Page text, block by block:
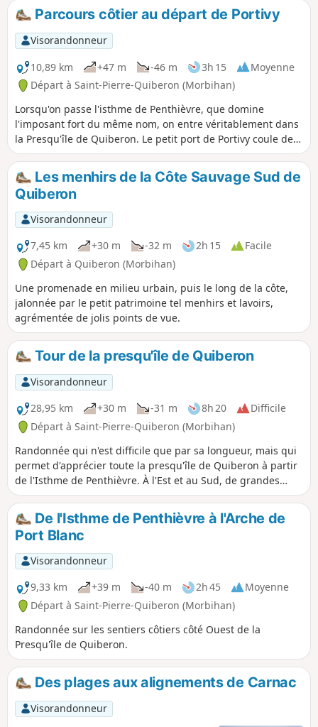
Parcours côtier au départ de Portivy
Visorandonneur
10,89 km
+47 m -46 m 3h 15
Moyenne
Départ à Saint-Pierre-Quiberon (Morbihan)
Lorsqu'on passe l'isthme de Penthièvre, que domine
l'imposant fort du même nom, on entre véritablement dans
la Presqu'île de Quiberon. Le petit port de Portivy coule des
jours paisibles à mi-chemin du fort et de la Pointe du
Percho. C'est un excellent lieu de départ pour une balade
entre la côte orientale où se sont établies les plus belles
villas, et la côte sauvage beaucoup plus rude.
Les menhirs de la Côte Sauvage Sud de
Quiberon
Visorandonneur
7,45 km
+30 m -32 m 2h 15
Facile
Départ à Quiberon (Morbihan)
Une promenade en milieu urbain, puis le long de la côte,
jalonnée par le petit patrimoine tel menhirs et lavoirs,
agrémentée de jolis points de vue.
Tour de la presqu'île de Quiberon
Visorandonneur
28,95 km
+30 m -31 m 8h 20
Difficile
Départ à Saint-Pierre-Quiberon (Morbihan)
Randonnée qui n'est difficile que par sa longueur, mais qui
permet d'apprécier toute la presqu'île de Quiberon à partir
de l'Isthme de Penthièvre. À l'Est et au Sud, de grandes
plages pour se baigner et de nombreux bars et restaurants
pour se rafraichir et se restaurer. La côte sauvage, à l'Ouest,
porte bien son nom avec ses découpages rocheux, ses
multiples petites criques, ainsi que sa faune et sa flore à
préserver (zone de nidification d'espèces d'oiseaux rares en
Bretagne).
De l'Isthme de Penthièvre à l'Arche de
Port Blanc
Visorandonneur
9,33 km
+39 m -40 m 2h 45
Moyenne
Départ à Saint-Pierre-Quiberon (Morbihan)
Randonnée sur les sentiers côtiers côté Ouest de la
Presqu'île de Quiberon.
Des plages aux alignements de Carnac
Visorandonneur